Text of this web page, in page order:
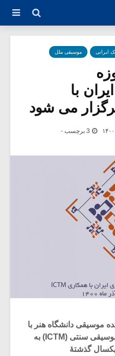
ایرانی موسیقی ملل
با
3 برچسب -
موسیقی دانشگاه هنر با
همکاری شورای بین المللی موسیقی سنتی (ICTM) به
گذشتۀ